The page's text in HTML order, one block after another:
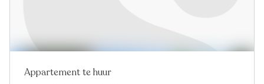
Nieuw
Appartement te huur